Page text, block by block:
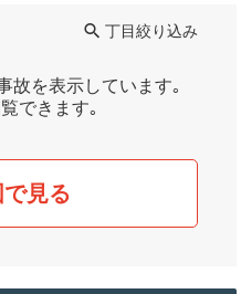
丁目絞り込み
故を表示しています｡
できます｡
見る